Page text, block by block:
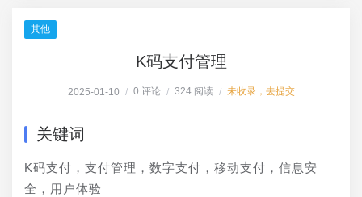
其他
K码支付管理
2025-01-10 / 0 评论 / 324 阅读 / 未收录，去提交
关键词
K码支付，支付管理，数字支付，移动支付，信息安
全，用户体验